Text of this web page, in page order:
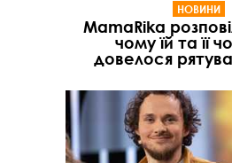
НОВИНИ
MamaRika
чому їй та її
довелося